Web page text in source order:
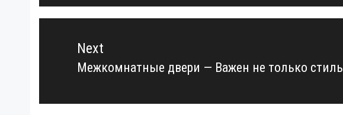
Next
Next
Межкомнатные двери — Важен не только стиль